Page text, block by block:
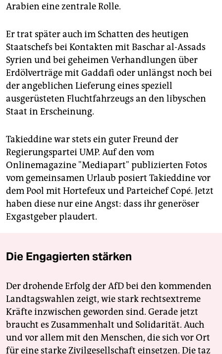
Arabien eine zentrale Rolle.
Er trat später auch im Schatten des heutigen
Staatschefs bei Kontakten mit Baschar al-Assads
Syrien und bei geheimen Verhandlungen über
Erdölverträge mit Gaddafi oder unlängst noch bei
der angeblichen Lieferung eines speziell
ausgerüsteten Fluchtfahrzeugs an den libyschen
Staat in Erscheinung.
Takieddine war stets ein guter Freund der
Regierungspartei UMP. Auf den vom
Onlinemagazine "Mediapart" publizierten Fotos
vom gemeinsamen Urlaub posiert Takieddine vor
dem Pool mit Hortefeux und Parteichef Copé. Jetzt
haben diese nur eine Angst: dass ihr generöser
Exgastgeber plaudert.
Die Engagierten stärken
Der drohende Erfolg der AfD bei den kommenden
Landtagswahlen zeigt, wie stark rechtsextreme
Kräfte inzwischen geworden sind. Gerade jetzt
braucht es Zusammenhalt und Solidarität. Auch
und vor allem mit den Menschen, die sich vor Ort
für eine starke Zivilgesellschaft einsetzen. Die taz